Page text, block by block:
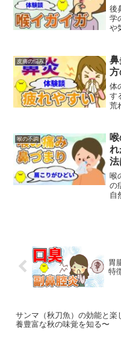
後
学
や
皮膚の悩み
鼻
方
体
す
荒
喉の不調
れ
法
喉
の
自
胃
特
サンマ（秋刀魚）の効能と楽
養豊富な秋の味覚を知る〜